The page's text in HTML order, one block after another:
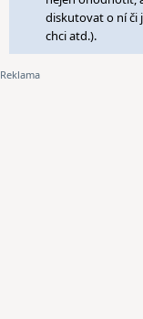
diskutovat o ní či
chci atd.).